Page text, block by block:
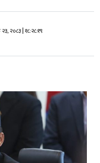
२०८३| १८:२८:१९